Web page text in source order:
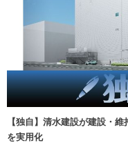
【独自】清水建設が建設・
を実用化